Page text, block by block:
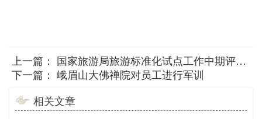
上一篇： 国家旅游局旅游标准化试点工作中期评估组一行来峨眉山大佛禅院检查工作
下一篇： 峨眉山大佛禅院对员工进行军训
相关文章